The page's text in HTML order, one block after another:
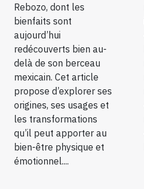
Rebozo, dont les
bienfaits sont
aujourd’hui
redécouverts bien au-
delà de son berceau
mexicain. Cet article
propose d’explorer ses
origines, ses usages et
les transformations
qu’il peut apporter au
bien-être physique et
émotionnel....